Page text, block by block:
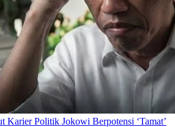
Karier Politik Jokowi Berpotensi ‘Tamat’